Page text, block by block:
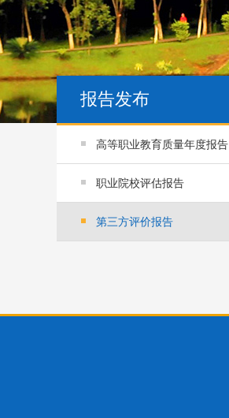
报告发布
高等职业教育质量年度报告
职业院校评估报告
第三方评价报告